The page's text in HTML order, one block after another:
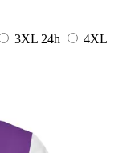
3XL 24h
4XL